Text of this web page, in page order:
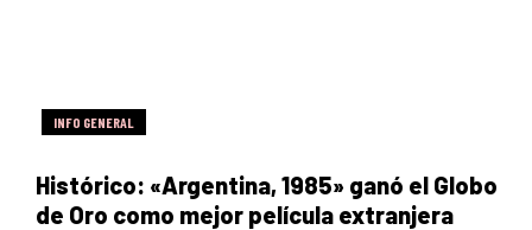
INFO GENERAL
Histórico: «Argentina, 1985» ganó el Globo
de Oro como mejor película extranjera